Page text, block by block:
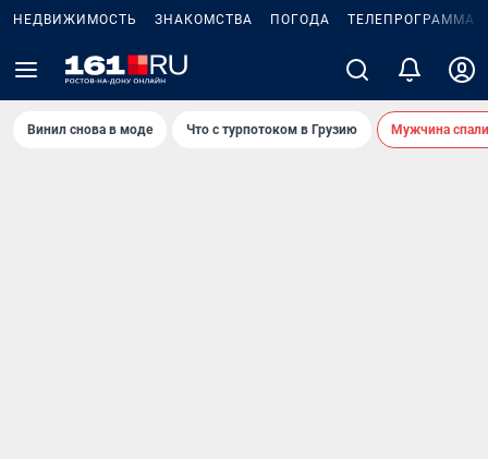
НЕДВИЖИМОСТЬ ЗНАКОМСТВА ПОГОДА ТЕЛЕПРОГРАММА
Винил снова в моде Что с турпотоком в Грузию Мужчина